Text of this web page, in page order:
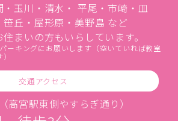
玉川・清水・ 平尾・市崎・皿
丘・屋形原・美野島 など
まいの方もいらしています。
ーキングにお願いします（空いていれば教室
交通アクセス
高宮駅東側やすらぎ通り）